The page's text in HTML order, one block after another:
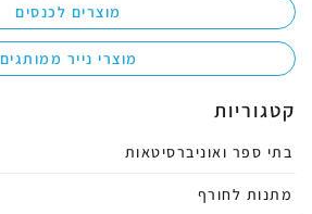
מוצרים לכנסים
מוצרי נייר ממותגים
קטגוריות
בתי ספר ואוניברסיטאות
מתנות לחורף